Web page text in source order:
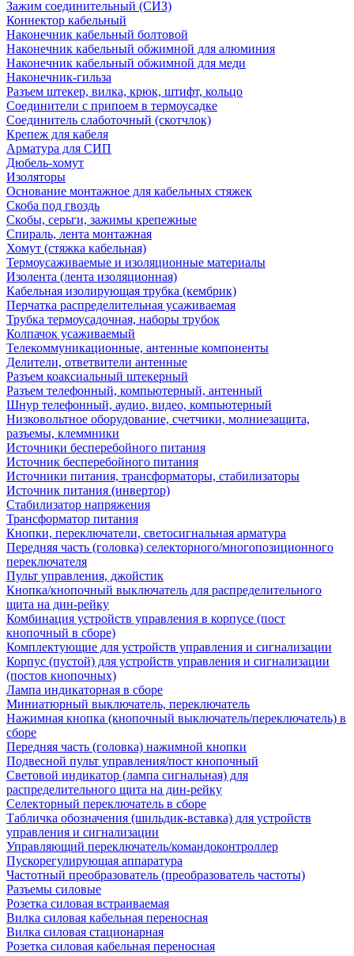
Зажим соединительный (СИЗ)
Коннектор кабельный
Наконечник кабельный болтовой
Наконечник кабельный обжимной для алюминия
Наконечник кабельный обжимной для меди
Наконечник-гильза
Разъем штекер, вилка, крюк, штифт, кольцо
Соединители с припоем в термоусадке
Соединитель слаботочный (скотчлок)
Крепеж для кабеля
Арматура для СИП
Дюбель-хомут
Изоляторы
Основание монтажное для кабельных стяжек
Скоба под гвоздь
Скобы, серьги, зажимы крепежные
Спираль, лента монтажная
Хомут (стяжка кабельная)
Термоусаживаемые и изоляционные материалы
Изолента (лента изоляционная)
Кабельная изолирующая трубка (кембрик)
Перчатка распределительная усаживаемая
Трубка термоусадочная, наборы трубок
Колпачок усаживаемый
Телекоммуникационные, антенные компоненты
Делители, ответвители антенные
Разъем коаксиальный штекерный
Разъем телефонный, компьютерный, антенный
Шнур телефонный, аудио, видео, компьютерный
Низковольтное оборудование, счетчики, молниезащита,
разъемы, клеммники
Источники бесперебойного питания
Источник бесперебойного питания
Источники питания, трансформаторы, стабилизаторы
Источник питания (инвертор)
Стабилизатор напряжения
Трансформатор питания
Кнопки, переключатели, светосигнальная арматура
Передняя часть (головка) селекторного/многопозиционного
переключателя
Пульт управления, джойстик
Кнопка/кнопочный выключатель для распределительного
щита на дин-рейку
Комбинация устройств управления в корпусе (пост
кнопочный в сборе)
Комплектующие для устройств управления и сигнализации
Корпус (пустой) для устройств управления и сигнализации
(постов кнопочных)
Лампа индикаторная в сборе
Миниатюрный выключатель, переключатель
Нажимная кнопка (кнопочный выключатель/переключатель) в
сборе
Передняя часть (головка) нажимной кнопки
Подвесной пульт управления/пост кнопочный
Световой индикатор (лампа сигнальная) для
распределительного щита на дин-рейку
Селекторный переключатель в сборе
Табличка обозначения (шильдик-вставка) для устройств
управления и сигнализации
Управляющий переключатель/командоконтроллер
Пускорегулирующая аппаратура
Частотный преобразователь (преобразователь частоты)
Разъемы силовые
Розетка силовая встраиваемая
Вилка силовая кабельная переносная
Вилка силовая стационарная
Розетка силовая кабельная переносная